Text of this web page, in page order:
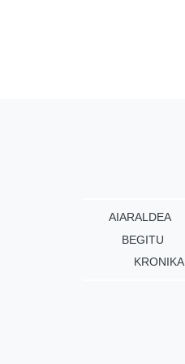
AIARALDEA
BEGITU
KRONIKA